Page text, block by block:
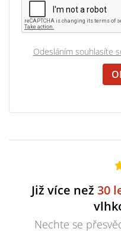
Odesláním souhlasíte
Již více než 30
Nechte se